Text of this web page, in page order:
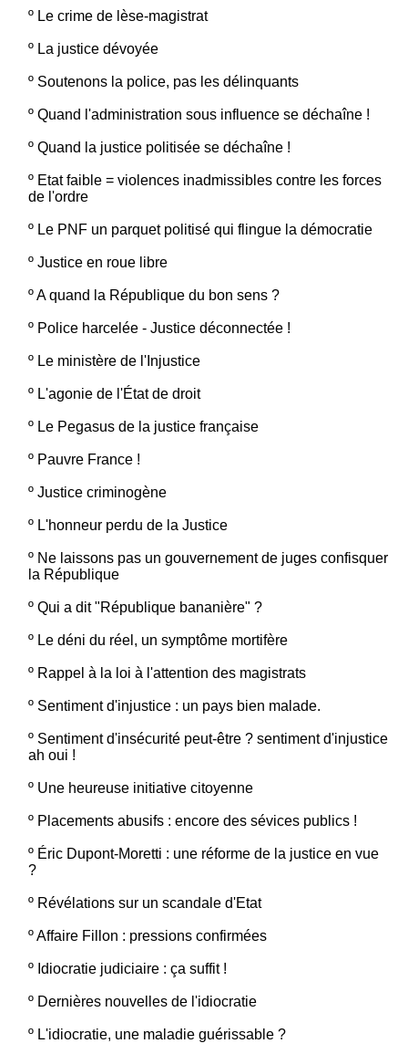
º Le crime de lèse-magistrat
º La justice dévoyée
º Soutenons la police, pas les délinquants
º Quand l'administration sous influence se déchaîne !
º Quand la justice politisée se déchaîne !
º Etat faible = violences inadmissibles contre les forces
de l'ordre
º Le PNF un parquet politisé qui flingue la démocratie
º Justice en roue libre
ºA quand la République du bon sens ?
º Police harcelée - Justice déconnectée !
º Le ministère de l'Injustice
º L'agonie de l'État de droit
º Le Pegasus de la justice française
º Pauvre France !
º Justice criminogène
º L'honneur perdu de la Justice
º Ne laissons pas un gouvernement de juges confisquer
la République
º Qui a dit "République bananière" ?
º Le déni du réel, un symptôme mortifère
º Rappel à la loi à l'attention des magistrats
º Sentiment d'injustice : un pays bien malade.
º Sentiment d'insécurité peut-être ? sentiment d'injustice
ah oui !
º Une heureuse initiative citoyenne
º Placements abusifs : encore des sévices publics !
º Éric Dupont-Moretti : une réforme de la justice en vue
?
º Révélations sur un scandale d'Etat
ºAffaire Fillon : pressions confirmées
º Idiocratie judiciaire : ça suffit !
º Dernières nouvelles de l'idiocratie
º L'idiocratie, une maladie guérissable ?